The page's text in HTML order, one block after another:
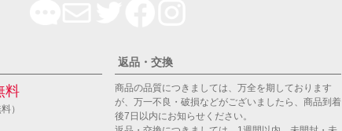
料
）
返品・交換
商品の品質につきましては、万全を期しております
が、万一不良・破損などがございましたら、商品到着
後7日以内にお知らせください。